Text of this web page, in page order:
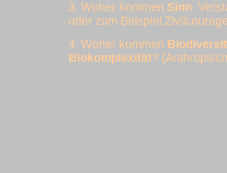
3. Woher kommen Sinn,
oder zum Beispiel
4. Woher kommen
Biokomplexität?